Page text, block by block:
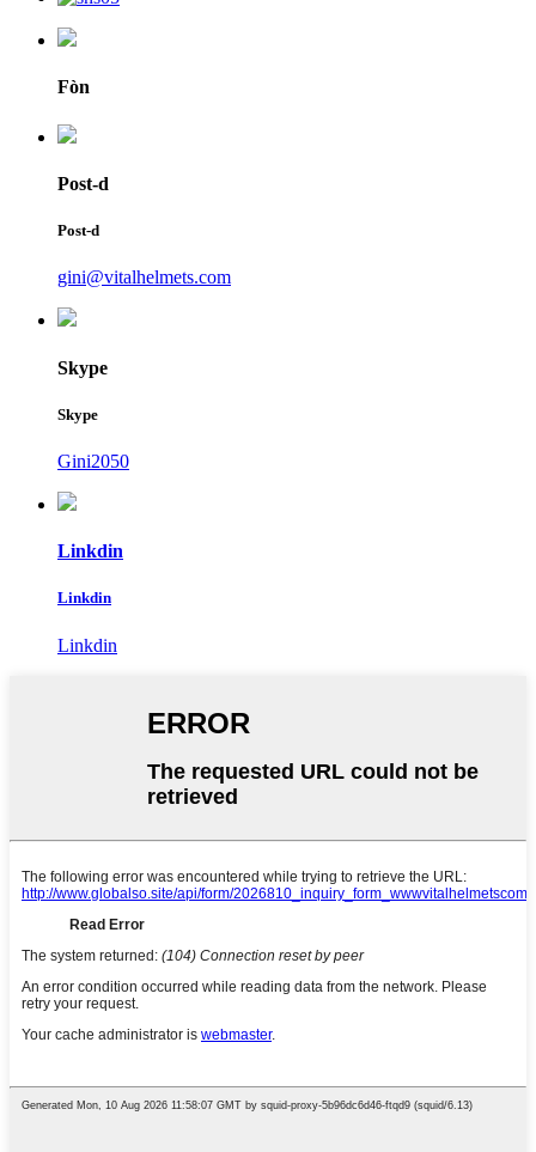
Fòn
Post-d
Post-d
gini@vitalhelmets.com
Skype
Skype
Gini2050
Linkdin
Linkdin
Linkdin